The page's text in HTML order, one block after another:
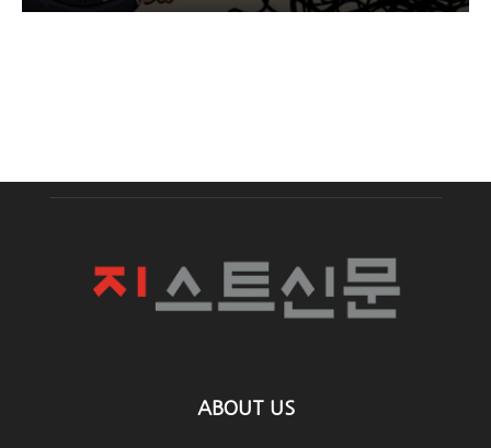
ABOUT US